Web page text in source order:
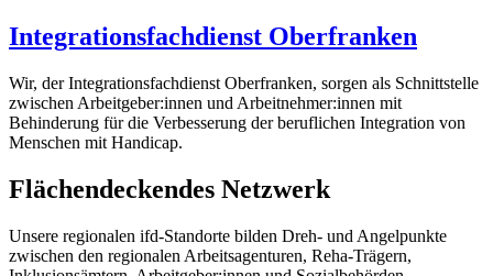
Integrationsfachdienst Oberfranken
Wir, der Integrationsfachdienst Oberfranken, sorgen als Schnittstelle
zwischen Arbeitgeber:innen und Arbeitnehmer:innen mit
Behinderung für die Verbesserung der beruflichen Integration von
Menschen mit Handicap.
Flächendeckendes Netzwerk
Unsere regionalen ifd-Standorte bilden Dreh- und Angelpunkte
zwischen den regionalen Arbeitsagenturen, Reha-Trägern,